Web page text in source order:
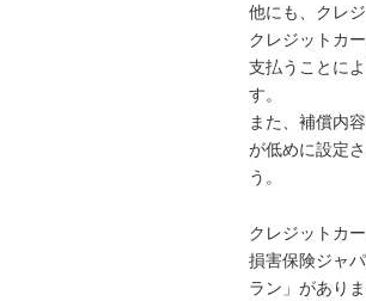
他にも、クレ
クレジットカ
支払うことに
す。
また、補償内
が低めに設定
う。
クレジットカ
損害保険ジャ
ラン」があり